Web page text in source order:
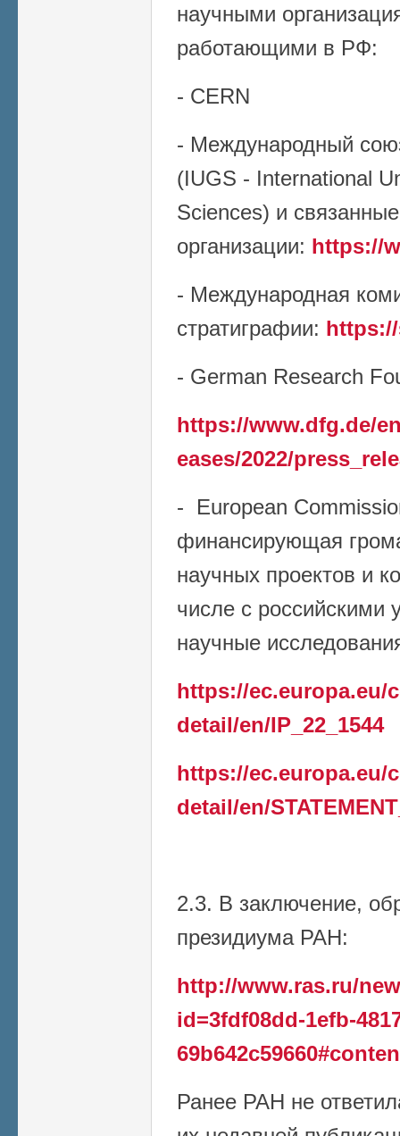
научными
работающими в РФ:
- CERN
- Международный
(IUGS - International
Sciences) и
организации: https://
- Международная
стратиграфии:
- German Research
https://www.dfg.de/
eases/2022/
- European
финансирующая
научных проектов и
числе с
научные
https://ec.europa.eu/
detail/en/IP_22_1544
https://ec.europa.eu/
detail/en/
2.3. В заключение,
президиума РАН:
http://www.ras.ru/
id=3fdf08dd-1efb-
Ранее РАН не